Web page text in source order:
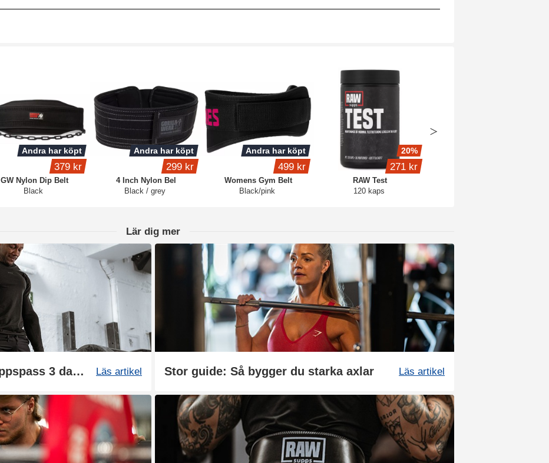
GW Nylon Dip Belt
Black
Andra har köpt
379 kr
4 Inch Nylon Bel
Black / grey
Andra har köpt
299 kr
Womens Gym Belt
Black/pink
Andra har köpt
499 kr
RAW Test
120 kaps
20%
271 kr
Lär dig mer
Träningsschema: Helkroppspass 3 dagar Läs artikel Stor guide: Så bygger du starka axlar Läs artikel